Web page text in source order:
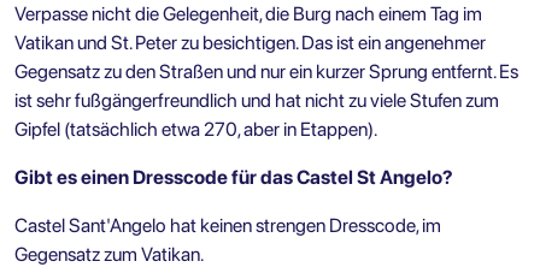
Verpasse nicht die Gelegenheit, die Burg nach einem Tag im
Vatikan und St. Peter zu besichtigen. Das ist ein angenehmer
Gegensatz zu den Straßen und nur ein kurzer Sprung entfernt. Es
ist sehr fußgängerfreundlich und hat nicht zu viele Stufen zum
Gipfel (tatsächlich etwa 270, aber in Etappen).
Gibt es einen Dresscode für das Castel St Angelo?
Castel Sant'Angelo hat keinen strengen Dresscode, im
Gegensatz zum Vatikan.